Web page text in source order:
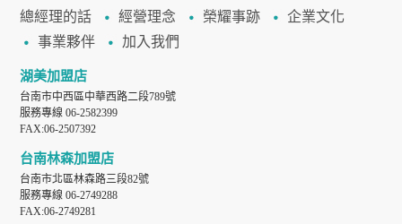
總經理的話 經營理念 榮耀事跡
企業文化
事業夥伴
加入我們
湖美加盟店
台南市中西區中華西路二段789號
服務專線 06-2582399
FAX:06-2507392
台南林森加盟店
台南市北區林森路三段82號
服務專線 06-2749288
FAX:06-2749281